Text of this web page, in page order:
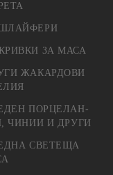
ЗА МАСА
ЖАКАРДОВИ
ПОРЦЕЛАН-
ЧИНИИ И ДРУГИ
СВЕТЕЩА